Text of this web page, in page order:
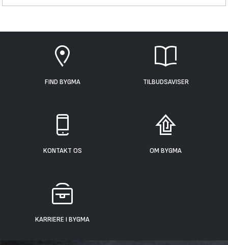
FIND BYGMA TILBUDSAVISER
KONTAKT OS OM BYGMA
KARRIERE I BYGMA